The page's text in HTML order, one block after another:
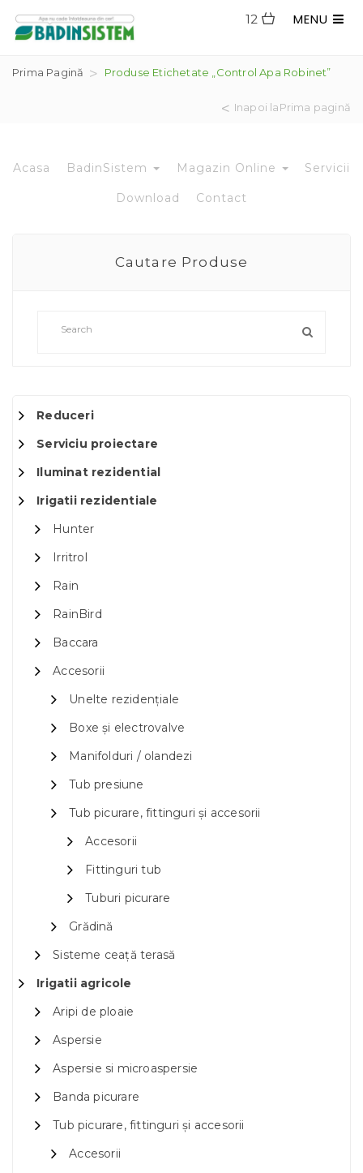
MENU
12
Prima Pagină Produse Etichetate „control Apa Robinet”
Inapoi laPrima pagină
Acasa BadinSistem Magazin Online Servicii
Download Contact
Cautare Produse
Reduceri
Serviciu proiectare
Iluminat rezidential
Irigatii rezidentiale
Hunter
Irritrol
Rain
RainBird
Baccara
Accesorii
Unelte rezidențiale
Boxe și electrovalve
Manifolduri / olandezi
Tub presiune
Tub picurare, fittinguri și accesorii
Accesorii
Fittinguri tub
Tuburi picurare
Grădină
Sisteme ceață terasă
Irigatii agricole
Aripi de ploaie
Aspersie
Aspersie si microaspersie
Banda picurare
Tub picurare, fittinguri și accesorii
Accesorii